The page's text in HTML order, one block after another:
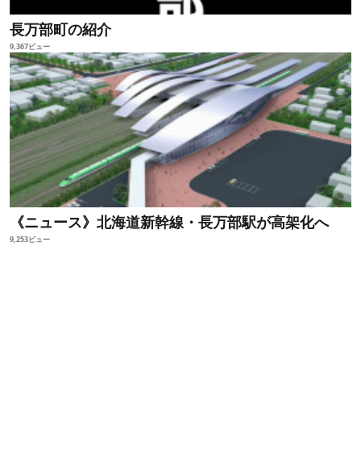
長万部町の紹介
9,367ビュー
《ニュース》北海道新幹線・長万部駅が高架化へ
9,253ビュー